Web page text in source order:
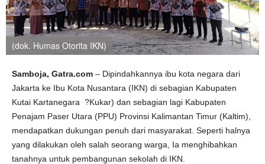
(dok. Humas Otorita IKN)
Samboja, Gatra.com – Dipindahkannya ibu kota negara dari
Jakarta ke Ibu Kota Nusantara (IKN) di sebagian Kabupaten
Kutai Kartanegara ?Kukar) dan sebagian lagi Kabupaten
Penajam Paser Utara (PPU) Provinsi Kalimantan Timur (Kaltim),
mendapatkan dukungan penuh dari masyarakat. Seperti halnya
yang dilakukan oleh salah seorang warga, Ia menghibahkan
tanahnya untuk pembangunan sekolah di IKN.